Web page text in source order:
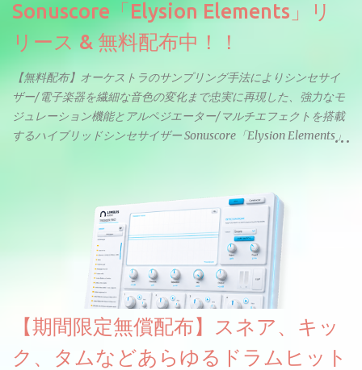
Sonuscore「Elysion Elements」リ
リース & 無料配布中！！
【無料配布】オーケストラのサンプリング手法によりシンセサイ
ザー/電子楽器を繊細な音色の変化まで忠実に再現した、強力なモ
ジュレーション機能とアルペジエーター/マルチエフェクトを搭載
するハイブリッドシンセサイザー Sonuscore「Elysion Elements」
えるようになっています。総容量も7GBを超えます。複数の設定に
より音色が作りこまれているため、あらかじめアルペジオがプロ
グラムされているプリセットも多いですが、アルペジオを切るこ
とももちろんできます。 ほとんどのシンセライブラリは、音を一
度サンプリングしてベロシティで音量を調整します。 しかし、
ELYSIONは違います。ビンテージシンセを含む様々な音源から、
複数のベロシティレイヤーにわたって録音し、各レイヤーを整形
することで、弱く演奏した場合と強く演奏した場合で、全く異な
る音色が得られます。単に音量を変えただけの同じ音ではありま
【期間限定無償配布】スネア、キッ
ク、タムなどあらゆるドラムヒット